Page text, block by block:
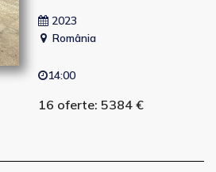
2023
România
14:00
16 oferte: 5384 €